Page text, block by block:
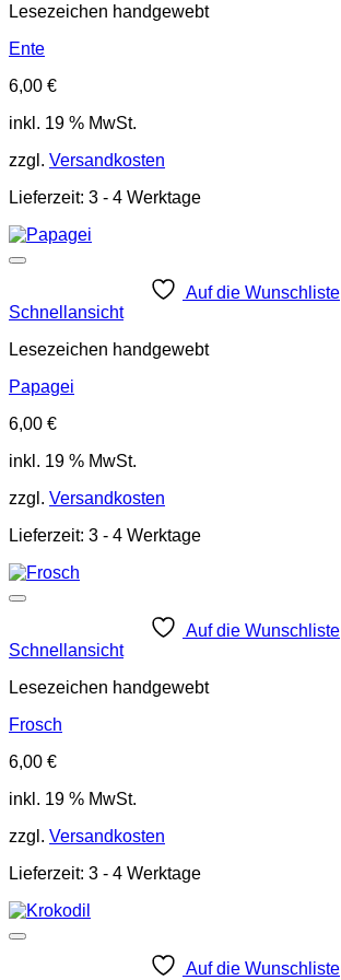
Lesezeichen handgewebt
Ente
6,00 €
inkl. 19 % MwSt.
zzgl. Versandkosten
Lieferzeit: 3 - 4 Werktage
Auf die Wunschliste
Schnellansicht
Lesezeichen handgewebt
Papagei
6,00 €
inkl. 19 % MwSt.
zzgl. Versandkosten
Lieferzeit: 3 - 4 Werktage
Auf die Wunschliste
Schnellansicht
Lesezeichen handgewebt
Frosch
6,00 €
inkl. 19 % MwSt.
zzgl. Versandkosten
Lieferzeit: 3 - 4 Werktage
Auf die Wunschliste